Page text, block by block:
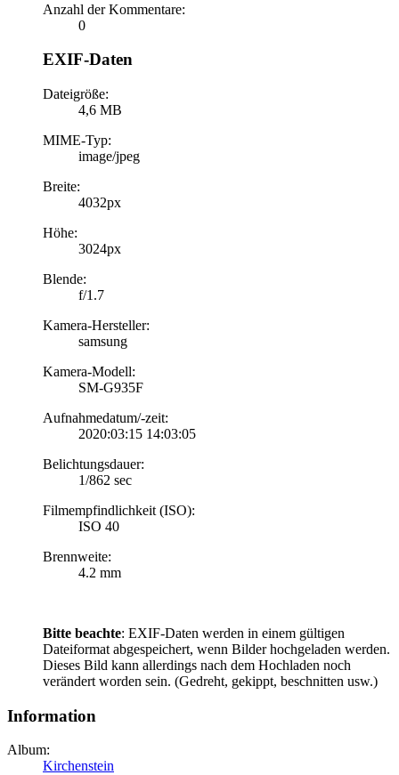
Anzahl der Kommentare:
0
EXIF-Daten
Dateigröße:
4,6 MB
MIME-Typ:
image/jpeg
Breite:
4032px
Höhe:
3024px
Blende:
f/1.7
Kamera-Hersteller:
samsung
Kamera-Modell:
SM-G935F
Aufnahmedatum/-zeit:
2020:03:15 14:03:05
Belichtungsdauer:
1/862 sec
Filmempfindlichkeit (ISO):
ISO 40
Brennweite:
4.2 mm
Bitte beachte: EXIF-Daten werden in einem gültigen
Dateiformat abgespeichert, wenn Bilder hochgeladen werden.
Dieses Bild kann allerdings nach dem Hochladen noch
verändert worden sein. (Gedreht, gekippt, beschnitten usw.)
Information
Album:
Kirchenstein